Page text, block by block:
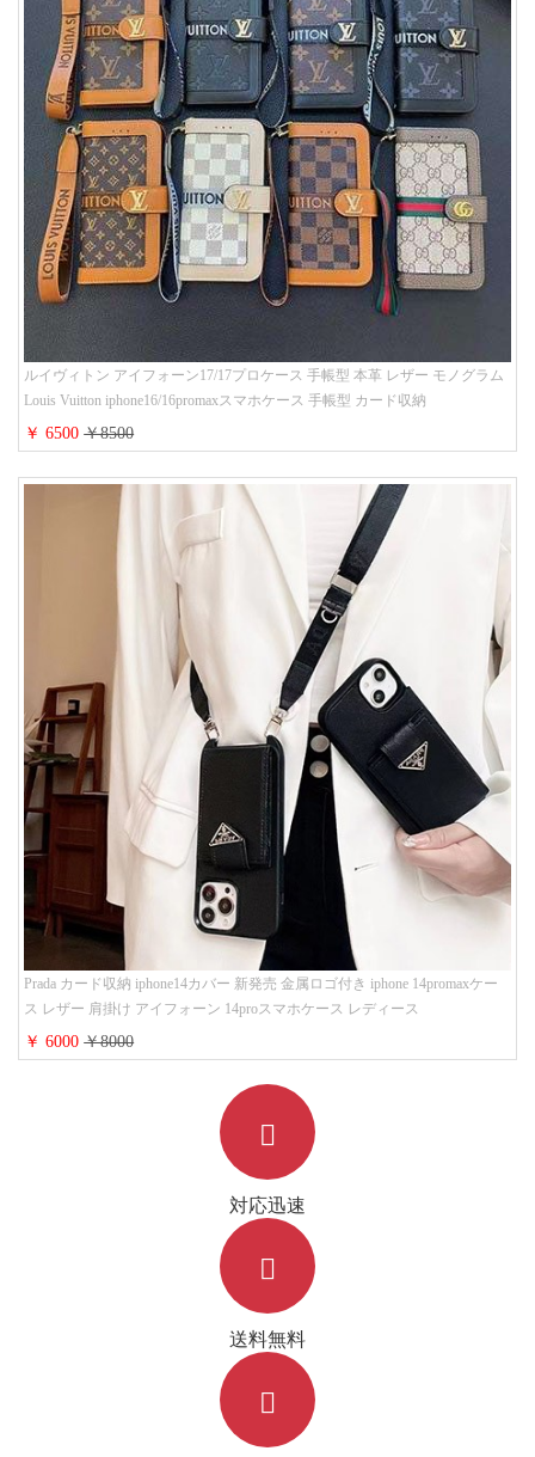
ルイヴィトン アイフォーン17/17プロケース 手帳型 本革 レザー モノグラム
Louis Vuitton iphone16/16promaxスマホケース 手帳型 カード収納
iphone15/14/13ケース ビジネス風 GUCCI galaxy s26/s25/s24ケース 手帳型 大
人 可愛い
￥ 6500￥8500
Prada カード収納 iphone14カバー 新発売 金属ロゴ付き iphone 14promaxケー
ス レザー 肩掛け アイフォーン 14proスマホケース レディース
￥ 6000￥8000
対応迅速
送料無料